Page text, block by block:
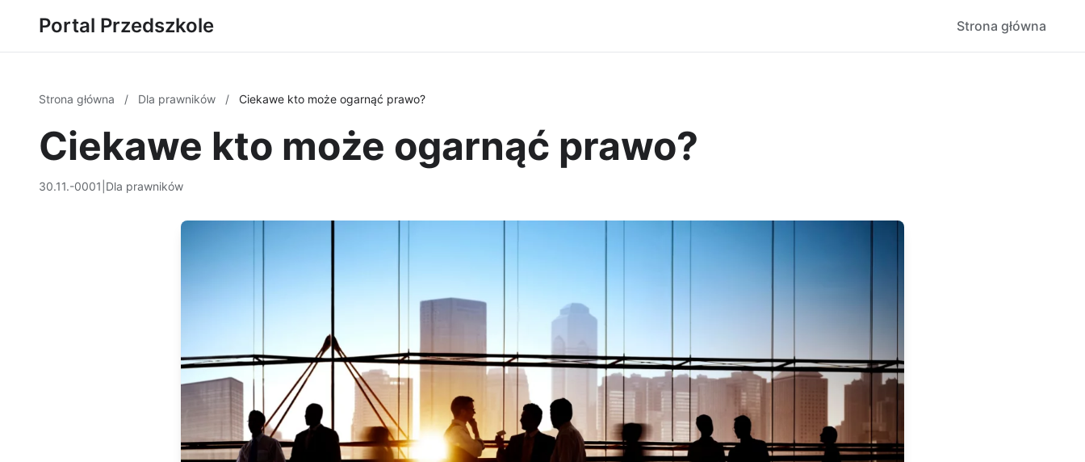
Portal Przedszkole Strona główna
Strona główna / Dla prawników / Ciekawe kto może ogarnąć prawo?
Ciekawe kto może ogarnąć prawo?
30.11.-0001 Dla prawników